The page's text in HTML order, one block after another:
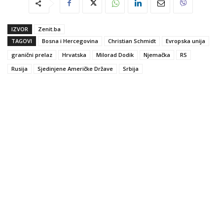
IZVOR
Zenit.ba
TAGOVI
Bosna i Hercegovina Christian Schmidt
Evropska unija
granični prelaz
Hrvatska Milorad Dodik Njemačka
RS
Rusija
Sjedinjene Američke Države Srbija